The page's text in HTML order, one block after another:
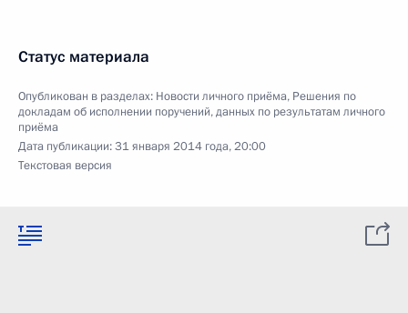
Статус материала
Опубликован в разделах: Новости личного приёма, Решения по
докладам об исполнении поручений, данных по результатам личного
приёма
Дата публикации:31 января 2014 года, 20:00
Текстовая версия